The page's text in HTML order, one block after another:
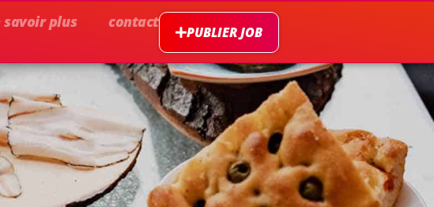
savoir plus contact
PUBLIER JOB